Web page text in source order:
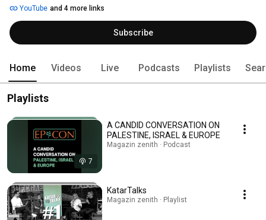
und Leser seitdem mit Analysen, Reportagen und Schwerpunktthemen zu
Politik, Kultur, Wirtschaft und Gesellschaft. In einer Zeit, in der Ereignisse
im Nahen Osten und Mittelmeerraum so globale Auswirkungen haben wie
selten zuvor, erweitert zenith seine Berichterstattung und veröffentlich
YouTube and 4 more links
Subscribe
Home Videos Live Podcasts Playlists
Playlists
7
A CANDID CONVERSATION ON
PALESTINE, ISRAEL & EUROPE
Magazin zenith · Podcast
KatarTalks
Magazin zenith · Playlist